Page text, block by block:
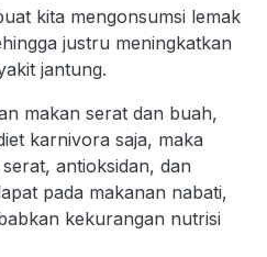
kita mengonsumsi lemak
justru meningkatkan
jantung.
makan serat dan buah,
karnivora saja, maka
antioksidan, dan
pada makanan nabati,
kekurangan nutrisi